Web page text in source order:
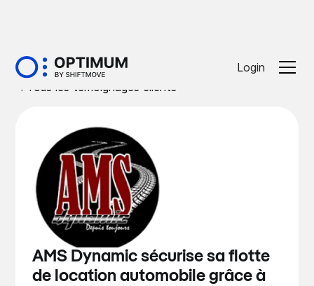
Login
Tous les témoignages clients
AMS Dynamic sécurise sa flotte
de location automobile grâce à